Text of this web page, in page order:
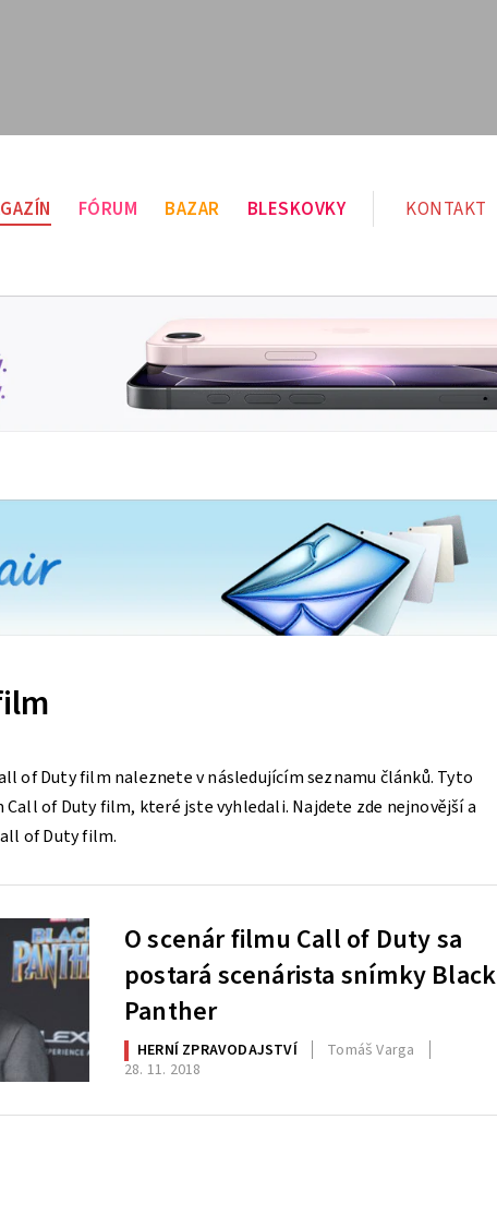
FÓRUM BAZAR BLESKOVKY KONTAKT
of Duty film naleznete v následujícím seznamu článků. Tyto
of Duty film, které jste vyhledali. Najdete zde nejnovější a
of Duty film.
O scenár filmu Call of Duty sa
postará scenárista snímky Black
Panther
HERNÍ ZPRAVODAJSTVÍ
Tomáš Varga
28. 11. 2018